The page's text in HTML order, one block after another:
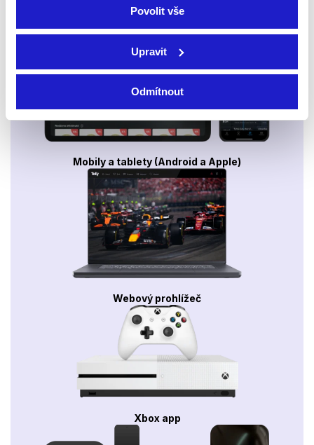
Povolit vše
Upravit
Odmítnout
Smart TV - Android, Google, Samsung, LG, VIDAA
Mobily a tablety (Android a Apple)
Webový prohlížeč
Xbox app